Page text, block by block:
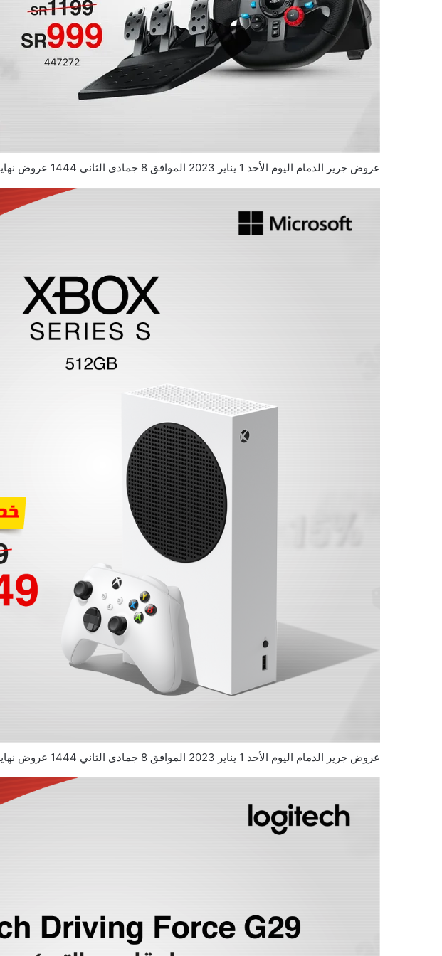
عروض جرير الدمام اليوم الأحد 1 يناير 2023 الموافق 8 جمادى الثاني 1444 عروض نهاية العام 6
عروض جرير الدمام اليوم الأحد 1 يناير 2023 الموافق 8 جمادى الثاني 1444 عروض نهاية العام 7